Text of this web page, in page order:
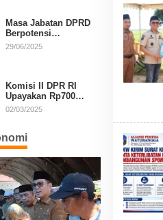
Masa Jabatan DPRD
Berpotensi
Diperpanjang, Aria
29/06/2025
Komisi II DPR RI
Upayakan Rp700
Miliar dari APBN
Putusan MK
02/03/2025